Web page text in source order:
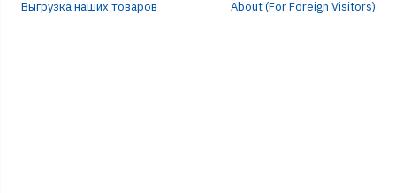
Выгрузка наших товаров
About (For Foreign Visitors)